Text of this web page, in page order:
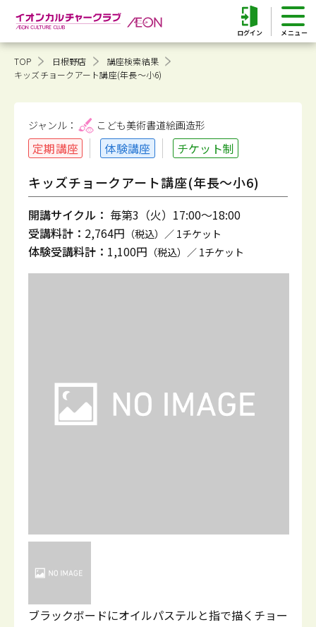
ログイン
TOP 日根野店
講座検索結果
キッズチョークアート講座(年長～小6)
ジャンル： こども美術書道絵画造形
定期講座 体験講座 チケット制
キッズチョークアート講座(年長～小6)
開講サイクル： 毎第3（火）17:00～18:00
受講料計： 2,764円 （税込）／ 1チケット
体験受講料計： 1,100円 （税込）／ 1チケット
ブラックボードにオイルパステルと指で描くチョー